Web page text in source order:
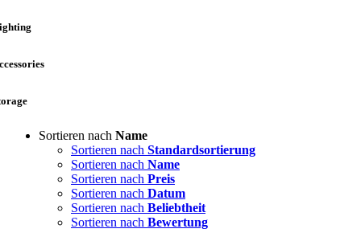
Sortieren nach Name
Sortieren nach Standardsortierung
Sortieren nach Name
Sortieren nach Preis
Sortieren nach Datum
Sortieren nach Beliebtheit
Sortieren nach Bewertung